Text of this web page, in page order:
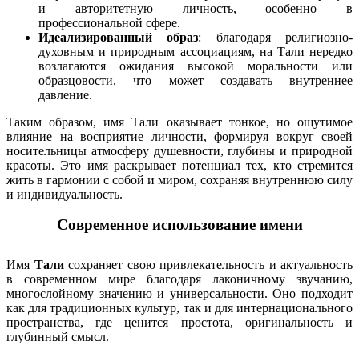
и авторитетную личность, особенно в
профессиональной сфере.
Идеализированный образ: благодаря религиозно-
духовным и природным ассоциациям, на Тали нередко
возлагаются ожидания высокой моральности или
образцовости, что может создавать внутреннее
давление.
Таким образом, имя Тали оказывает тонкое, но ощутимое
влияние на восприятие личности, формируя вокруг своей
носительницы атмосферу душевности, глубины и природной
красоты. Это имя раскрывает потенциал тех, кто стремится
жить в гармонии с собой и миром, сохраняя внутреннюю силу
и индивидуальность.
Современное использование имени
Имя Талисохраняет свою привлекательность и актуальность
в современном мире благодаря лаконичному звучанию,
многослойному значению и универсальности. Оно подходит
как для традиционных культур, так и для интернационального
пространства, где ценится простота, оригинальность и
глубинный смысл.